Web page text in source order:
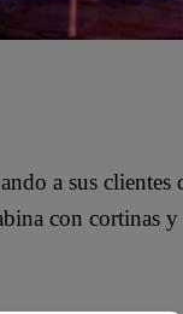
a sus
con cortinas